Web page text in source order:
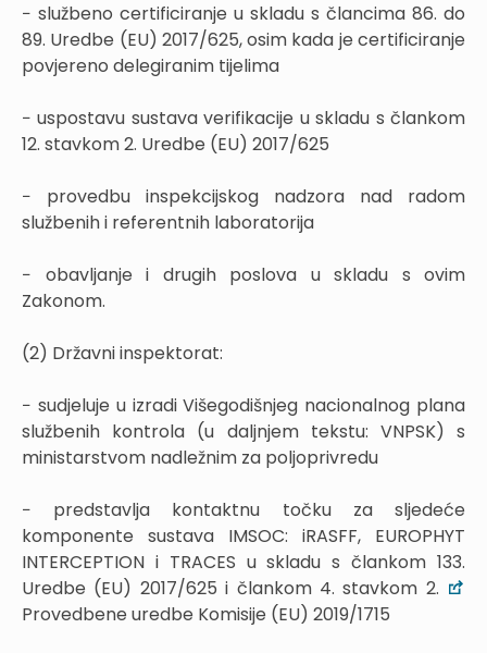
− službeno certificiranje u skladu s člancima 86. do
89. Uredbe (EU) 2017/625, osim kada je certificiranje
povjereno delegiranim tijelima
− uspostavu sustava verifikacije u skladu s člankom
12. stavkom 2. Uredbe (EU) 2017/625
− provedbu inspekcijskog nadzora nad radom
službenih i referentnih laboratorija
− obavljanje i drugih poslova u skladu s ovim
Zakonom.
(2) Državni inspektorat:
− sudjeluje u izradi Višegodišnjeg nacionalnog plana
službenih kontrola (u daljnjem tekstu: VNPSK) s
ministarstvom nadležnim za poljoprivredu
− predstavlja kontaktnu točku za sljedeće
komponente sustava IMSOC: iRASFF, EUROPHYT
INTERCEPTION i TRACES u skladu s člankom 133.
Uredbe (EU) 2017/625 i člankom 4. stavkom 2.
Provedbene uredbe Komisije (EU) 2019/1715